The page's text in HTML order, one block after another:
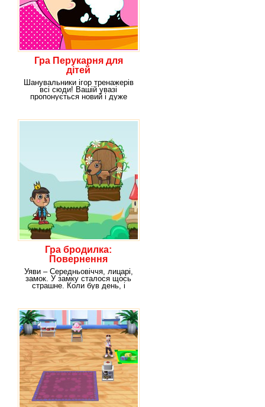
Гра Перукарня для
дітей
Шанувальники ігор тренажерів
всі сюди! Вашій увазі
пропонується новий і дуже
Гра бродилка:
Повернення
деревнного хлопчика
Уяви – Середньовіччя, лицарі,
замок. У замку сталося щось
страшне. Коли був день, і